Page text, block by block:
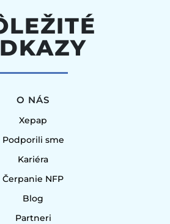
O NÁS
Xepap
Podporili sme
Kariéra
Čerpanie NFP
Blog
Partneri